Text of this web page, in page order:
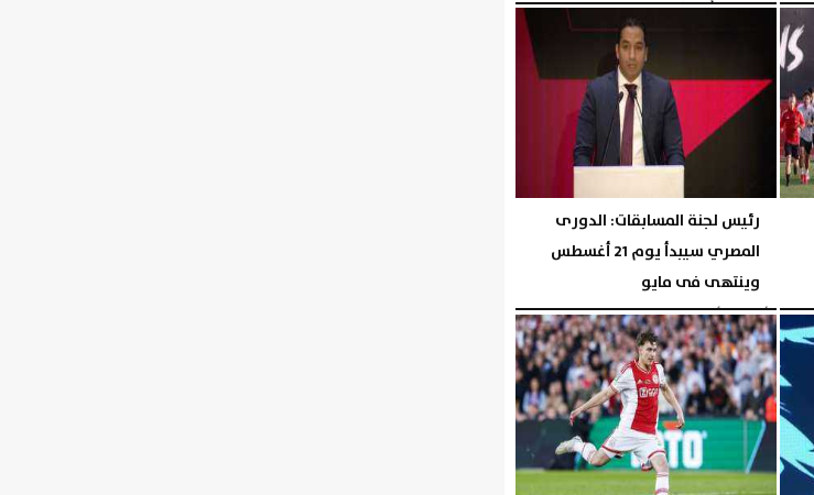
الخميس، 6 أغسطس 2026 05:57 مـ
رئيس لجنة المسابقات: الدورى
المصري سيبدأ يوم 21 أغسطس
وينتهى فى مايو
الأربعاء، 5 أغسطس 2026 05:29 مـ